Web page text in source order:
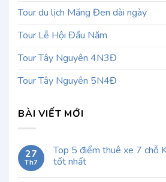
Tour du lịch Măng Đen dài ngày
Tour Lễ Hội Đầu Năm
Tour Tây Nguyên 4N3Đ
Tour Tây Nguyên 5N4Đ
BÀI VIẾT MỚI
27
Th7
Top 5 điểm thuê xe 7 chỗ
tốt nhất